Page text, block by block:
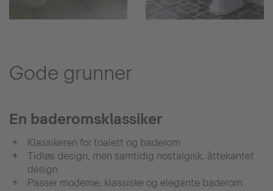
Gode grunner
En baderomsklassiker
Klassikeren for toalett og baderom
Tidløs design, men samtidig nostalgisk, åttekantet
design
Passer moderne, klassiske og elegante baderom